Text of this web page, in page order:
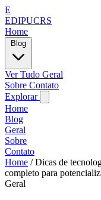
E
EDIPUCRS
Home
Ver Tudo Geral
Sobre Contato
Explorar
Home
Blog
Geral
Sobre
Contato
Home / Dicas de
completo para
Geral